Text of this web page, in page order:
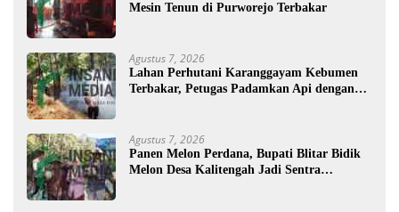
Mesin Tenun di Purworejo Terbakar
Agustus 7, 2026
Lahan Perhutani Karanggayam Kebumen
Terbakar, Petugas Padamkan Api dengan
Agustus 7, 2026
Panen Melon Perdana, Bupati Blitar Bidik
Melon Desa Kalitengah Jadi Sentra